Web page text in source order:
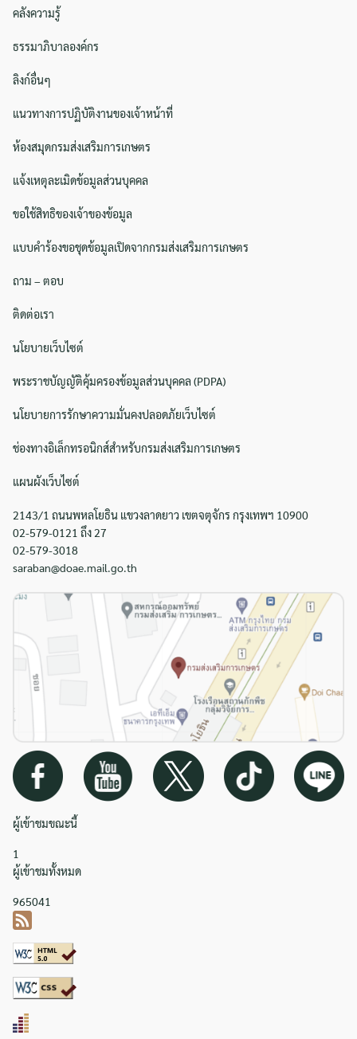
คลังความรู้
ธรรมาภิบาลองค์กร
ลิงก์อื่นๆ
แนวทางการปฏิบัติงานของเจ้าหน้าที่
ห้องสมุดกรมส่งเสริมการเกษตร
แจ้งเหตุละเมิดข้อมูลส่วนบุคคล
ขอใช้สิทธิของเจ้าของข้อมูล
แบบคำร้องขอชุดข้อมูลเปิดจากกรมส่งเสริมการเกษตร
ถาม – ตอบ
ติดต่อเรา
นโยบายเว็บไซต์
พระราชบัญญัติคุ้มครองข้อมูลส่วนบุคคล (PDPA)
นโยบายการรักษาความมั่นคงปลอดภัยเว็บไซต์
ช่องทางอิเล็กทรอนิกส์สำหรับกรมส่งเสริมการเกษตร
แผนผังเว็บไซต์
2143/1 ถนนพหลโยธิน แขวงลาดยาว เขตจตุจักร กรุงเทพฯ 10900
02-579-0121 ถึง 27
02-579-3018
saraban@doae.mail.go.th
ผู้เข้าชมขณะนี้
1
ผู้เข้าชมทั้งหมด
965041